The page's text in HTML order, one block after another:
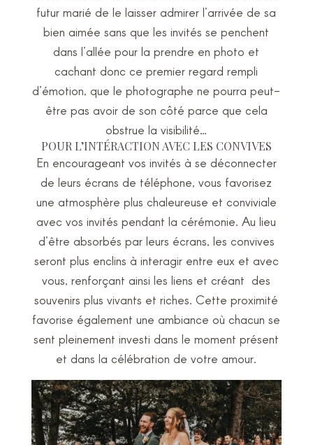
futur marié de le laisser admirer l’arrivée de sa
bien aimée sans que les invités se penchent
dans l’allée pour la prendre en photo et
cachant donc ce premier regard rempli
d’émotion, que le photographe ne pourra peut-
être pas avoir de son côté parce que cela
obstrue la visibilité…
POUR L’INTÉRACTION AVEC LES CONVIVES
En encourageant vos invités à se déconnecter
de leurs écrans de téléphone, vous favorisez
une atmosphère plus chaleureuse et conviviale
avec vos invités pendant la cérémonie. Au lieu
d’être absorbés par leurs écrans, les convives
seront plus enclins à interagir entre eux et avec
vous, renforçant ainsi les liens et créant des
souvenirs plus vivants et riches. Cette proximité
favorise également une ambiance où chacun se
sent pleinement investi dans le moment présent
et dans la célébration de votre amour.